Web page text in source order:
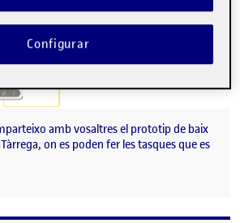
amb vosaltres el prototip de baix
on es poden fer les tasques que es
Configurar